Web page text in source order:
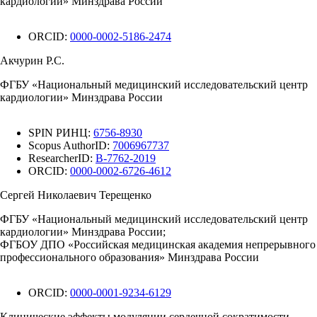
ORCID: 0000-0002-5186-2474
Акчурин Р.С.
ФГБУ «Национальный медицинский исследовательский центр
кардиологии» Минздрава России
SPIN РИНЦ: 6756-8930
Scopus AuthorID: 7006967737
ResearcherID: B-7762-2019
ORCID: 0000-0002-6726-4612
Сергей Николаевич Терещенко
ФГБУ «Национальный медицинский исследовательский центр
кардиологии» Минздрава России;
ФГБОУ ДПО «Российская медицинская академия непрерывного
профессионального образования» Минздрава России
ORCID: 0000-0001-9234-6129